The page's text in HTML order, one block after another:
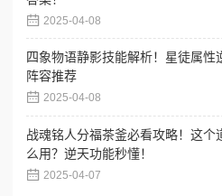
2025-04-08
四象物语静影技能解析！星徒属性
阵容推荐
2025-04-08
战魂铭人分福茶釜必看攻略！这个
么用？逆天功能秒懂！
2025-04-07